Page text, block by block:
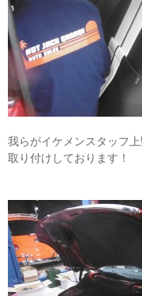
我らがイケメンスタッフ
取り付けしております！